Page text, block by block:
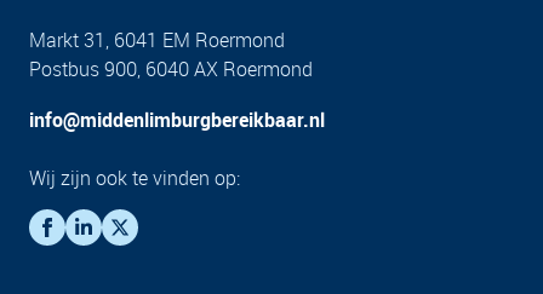
Markt 31, 6041 EM Roermond
Postbus 900, 6040 AX Roermond
info@middenlimburgbereikbaar.nl
Wij zijn ook te vinden op: